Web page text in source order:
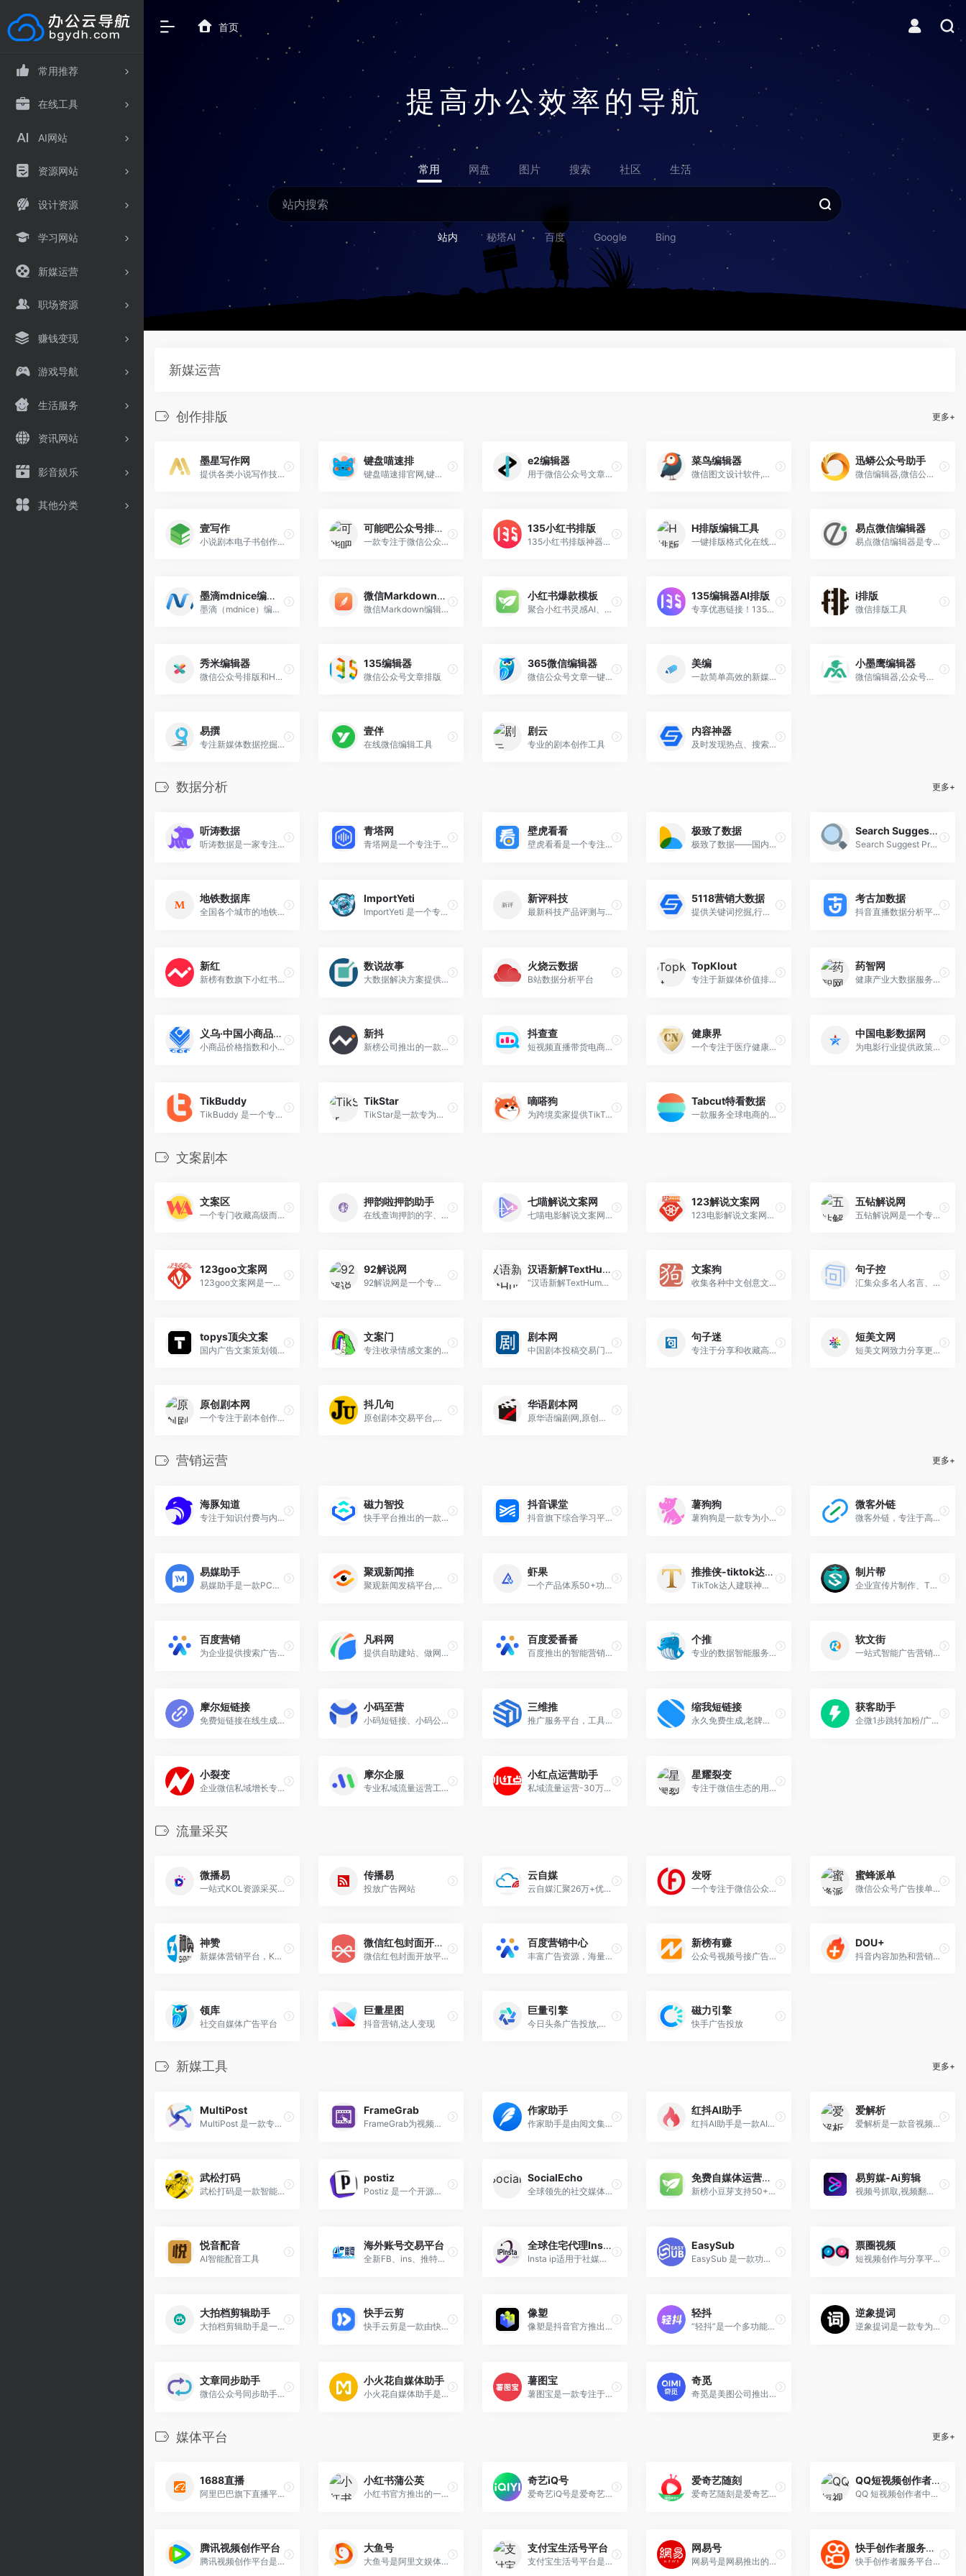
常用推荐
在线工具
AI网站
资源网站
设计资源
学习网站
新媒运营
职场资源
赚钱变现
游戏导航
生活服务
资讯网站
影音娱乐
其他分类
首页
提高办公效率的导航
常用 网盘 图片 搜索 社区 生活
站内 秘塔AI 百度 Google Bing
新媒运营
创作排版 更多+
墨星写作网
提供各类小说写作技巧学习，网文小说写作素材资料查阅以及各类写作辅助生成工具
键盘喵速排
键盘喵速排官网,键盘猫,微信公众号编辑器,公众号素材模板特效
e2编辑器
用于微信公众号文章排版和内容编辑
菜鸟编辑器
微信图文设计软件,微信公众号文章自动排版美化公众平台采集工具
迅蟒公众号助手
微信编辑器,微信公众平台图文排版工具,图片素材文章内容编辑软件
壹写作
小说剧本电子书创作工具
可能吧公众号排版器
一款专注于微信公众号文章排版的Markdown编辑工具
135小红书排版
135小红书排版神器是一款专为小红书平台设计的AI智能排版工具，旨在帮助用户优化笔记的视觉效果和内容布局，提升笔记的吸引力和阅读体验
H排版编辑工具
一键排版格式化在线网编工具，可以实现一键清除新闻文章等多余格式代码，一键排版网络文章、word文件实现快速格式化。在线一键排版网编工具帮助网络编辑提高文章排版工作效率。
易点微信编辑器
易点微信编辑器是专为微信小编量身定做的一款微信公众号内容排版编辑工具，将以简洁的界面，精美的素材，强大的功能持续为广大微信公众号从业者提供服务。
墨滴mdnice编辑器
墨滴（mdnice）编辑器是一款专为Markdown排版优化的编辑工具，主要面向微信公众号、知乎和稀土掘金等平台的用户。
微信Markdown编辑器
微信Markdown编辑器是一款专为微信公众号内容创作者设计的强大工具，它能够将Markdown文档自动即时渲染为微信图文，让用户彻底摆脱繁琐的排版工作。
小红书爆款模板
聚合小红书灵感AI、爆款模板/标题/表情包、内容违规词检测等相关功能，为自媒体运营者高效编辑小红书笔记，免费无广，方便好用
135编辑器AI排版
专享优惠链接！135编辑器的AI排版功能是一款专为公众号设计的智能图文排版工具，旨在帮助用户高效、便捷地完成图文内容的排版。
i排版
微信排版工具
秀米编辑器
微信公众号排版和H5制作工具
135编辑器
微信公众号文章排版
365微信编辑器
微信公众号文章一键排版,微信图文美化,在线内容编辑工具
美编
一款简单高效的新媒体运营工具
小墨鹰编辑器
微信编辑器,公众号图文排版工具
易撰
专注新媒体数据挖掘分析服务,让新媒体内容创作更高效
壹伴
在线微信编辑工具
剧云
专业的剧本创作工具
内容神器
及时发现热点、搜索素材、选题分析，专为新媒体人打造，解决内容工作问题
数据分析 更多+
听涛数据
听涛数据是一家专注于TikTok直播数据分析的平台，旨在为商家、品牌和达人提供智能化的决策建议。
青塔网
青塔网是一个专注于高等教育领域数据分享与分析的平台，专注于高校权威数据监测、查询与深度分析应用，助力数据驱动、科学决策
壁虎看看
壁虎看看是一个专注于直播电商领域的专业数据服务平台，旨在为商家和主播提供全面的数据分析和优化工具。
极致了数据
极致了数据——国内专业的高性价比服务平台，提供微信公众号,抖音、小红书、微博、视频号、知乎、头条等全媒体平台的数据洞察、分析、监控，及数据定制服务。
Search Suggest Pro
Search Suggest Pro-多平台关键词研究工具，一站式查看并导出 Google、Bing、百度等搜索引擎的搜索建议，帮助您进行关键词研究和内容优化
地铁数据库
全国各个城市的地铁客流量在线查询工具
ImportYeti
ImportYeti 是一个专为外贸人士和电商卖家设计的在线工具，旨在帮助用户通过分析美国海关数据来寻找供应商、了解竞争对手的供应链结构以及进行市场研究。
新评科技
最新科技产品评测与分析的网站，主要发布智能手机等数码产品的深度评测视频。
5118营销大数据
提供关键词挖掘,行业词库,站群权重监控,关键词排名监控,指数词,流量词挖掘工具等排名工作人员必备百度站长工具平台
考古加数据
抖音直播数据分析平台
新红
新榜有数旗下小红书数据工具
数说故事
大数据解决方案提供商，专注于社媒营销数智化、大数据营销、数字化转型和营销数字化的人工智能公司
火烧云数据
B站数据分析平台
TopKlout
专注于新媒体价值排行和版权经济管理的平台
药智网
健康产业大数据服务与赋能平台
义乌·中国小商品指数
小商品价格指数和小商品市场景气指数，以及若干单独监测指标指数
新抖
新榜公司推出的一款专注于抖音短视频和直播电商的数据分析工具
抖查查
短视频直播带货电商大数据分析平台
健康界
一个专注于医疗健康领域的综合性信息平台
中国电影数据网
为电影行业提供政策法规、票房数据以及综合信息的平台
TikBuddy
TikBuddy 是一个专为 TikTok 用户设计的在线分析、管理和营销解决方案平台。它提供免费的浏览器扩展程序，帮助用户轻松管理 TikTok 账户，并发现全球排名靠前的 TikTok 创作者。
TikStar
TikStar是一款专为跨境电商行业设计的数据分析平台，旨在帮助品牌广告主、小店卖家和TikTok达人优化内容策略，提升市场表现。
嘀嗒狗
为跨境卖家提供TikTok等海外短视频平台的数据服务，包括数据选品、广告投放、社交媒体消费体验分析等，还提供市场调研、竞品分析、短视频带货、达人分销等服务。
Tabcut特看数据
一款服务全球电商的第三方TikTok数据分析平台，提供TikTok大盘趋势、选品数据分析、达人数据挖掘、视频发现、竞对监控、直播分析等多维度的数据分析服务。
文案剧本
文案区
一个专门收藏高级而小众的短句文案，为无文案的朋友圈提供优质分享
押韵啦押韵助手
在线查询押韵的字、词、诗、歌
七喵解说文案网
七喵电影解说文案网是电影解说文案素材库平台，提供电影解说文案、电视剧解说文案、动漫解说文案、电影解说教程等类型素材，是解说创作者用户交互的地
123解说文案网
123电影解说文案网是一个专注于影视解说文案创作与分享的专业平台，致力于为自媒体创作者提供高质量的原创电影解说文案、动漫解说教程、剪辑技巧等课程资源。
五钻解说网
五钻解说网是一个专注于电影解说文案和影视影评资源的专业平台，为自媒体创作者、影视爱好者以及影视二创者提供丰富的高质量内容。
123goo文案网
123goo文案网是一个专注于提供原创影视解说文案的平台，其内容涵盖电影、电视剧、动漫、纪录片等多种类型，旨在满足不同创作者的需求。
92解说网
92解说网是一个专注于提供影视解说文案的网站，主要服务于电影、电视剧、动漫等领域的解说文案创作与资源分享。
汉语新解TextHuman
“汉语新解TextHuman”是一个基于AI技术的创新项目，旨在为汉语词汇提供新颖的解释和视觉化的展示。
文案狗
收集各种中文创意文案，广告语，让您取名，找slogan不再难
句子控
汇集众多名人名言、经典名句、电影台词和歌词
topys顶尖文案
国内广告文案策划领域最专业的文案资源、信息资讯的发布与共享平台
文案门
专注收录情感文案的网站
剧本网
中国剧本投稿交易门户网站
句子迷
专注于分享和收藏高品质句子的社区平台
短美文网
短美文网致力分享更多原创美文、经典文章、情感日志、优美散文和组成美文不可或小的好词好句大全。
原创剧本网
一个专注于剧本创作、交易和投稿的平台
抖几句
原创剧本交易平台,抖音快手剧本文案脚本
华语剧本网
原华语编剧网,原创剧本交易投稿平台
营销运营 更多+
海豚知道
专注于知识付费与内容变现解决方案
磁力智投
快手平台推出的一款智能化广告投放工具
抖音课堂
抖音旗下综合学习平台，覆盖抖音、今日头条、西瓜视频等多平台海量优质用户，为知识传播者提供线上招生、课程交付、用户运营等一站式解决方案
薯狗狗
薯狗狗是一款专为小红书设计的引流工具，旨在帮助商家通过智能化操作实现公域流量向私域流量的高效转化。其核心功能包括实时监控笔记、采集评论、自动关注等。
微客外链
微客外链，专注于高效引流获客，一键跳转到微信；全平台私域获客工具；微信一键跳出到浏览器；支持广告落地页回传；支持活码配置，支持公众号，小程序一键跳转
易媒助手
易媒助手是一款PC端自媒体运营综合工具，支持70+自媒体统一管理，多平台一键发布，解决创作、运营、引流、获客难题
聚观新闻推
聚观新闻发稿平台,专注软文发布推广,整合10万+软文媒体资源,精准化投放,帮助企业塑造品牌形象,大面积提升品牌内容正面曝光及知名度。网上发软文,就上聚观软文!
虾果
一个产品体系50+功能，提供引流获客工具、企业运营工具、私域引流链路、投放页制作、短链二维码系统等核心功能，专业私域流量运营工具提供商
推推侠-tiktok达人建联
TikTok达人建联神器 让达人合作从”大海捞针”到”精准爆破”
制片帮
企业宣传片制作、TVC广告片制作、微电影制作、MG动画视频制作首选制片帮服务平台
百度营销
为企业提供搜索广告、信息流广告、品牌广告等多种广告营销服务
凡科网
提供自助建站、做网站、快速建站等营销推广服务
百度爱番番
百度推出的智能营销工具，旨在帮助企业实现数字化、自动化和智能化的营销管理
个推
专业的数据智能服务商,为垂直领域提供数据智能解决方案
软文街
一站式智能广告营销平台,新闻软文自助发布平台,软文推广营销,新闻源发布
摩尔短链接
免费短链接在线生成工具
小码至营
小码短链接、小码公众号助手
三维推
推广服务平台，工具服务+推广服务，让天下没有难做的推广
缩我短链接
永久免费生成,老牌网址缩短工具,连通性好
获客助手
企微1步跳转加粉/广告回传入口
小裂变
企业微信私域增长专家
摩尔企服
专业私域流量运营工具提供商
小红点运营助手
私域流量运营-30万运营者都在使用,微信生态服务商
星耀裂变
专注于微信生态的用户裂变增长平台
流量采买
微播易
一站式KOL资源采买服务
传播易
投放广告网站
云自媒
云自媒汇聚26万+优质自媒体资...
发呀
一个专注于微信公众号广告投放和内容推广的数字化营销服务平台
蜜蜂派单
微信公众号广告接单,公众号广告投放
神赞
新媒体营销平台，KOL营销品牌种草内容带货
微信红包封面开放平台
微信红包封面开放平台是一个为品牌主提供个性化红包封面定制服务的付费平台。用户可以通过该平台自主设计红包封面样式，并创建封面故事，用于品牌营销和社交传播。
百度营销中心
丰富广告资源，海量优质流量
新榜有赚
公众号视频号接广告赚钱
DOU+
抖音内容加热和营销推广产品
领库
社交自媒体广告平台
巨量星图
抖音营销,达人变现
巨量引擎
今日头条广告投放,抖音广告投放
磁力引擎
快手广告投放
新媒工具 更多+
MultiPost
MultiPost 是一款专为内容创作者和社交媒体管理员设计的免费开源浏览器扩展工具，旨在帮助用户高效地将内容同步发布到多个社交平台。
FrameGrab
FrameGrab为视频快速制作吸睛预览图和封面图！FrameGrab 帮你轻松提取高质量截图，提升内容吸引力。完全在线操作，无需上传，保护隐私。
作家助手
作家助手是由阅文集团开发的一款专业网文创作工具，旨在为网络作家提供全面的创作支持和便捷的管理功能。支持iOS、Android、Windows和Mac等多个平台。
红抖AI助手
红抖AI助手是一款AI创作工具，集成视频去水印，视频去重，视频文案提取，AI智能生成文案，图片转换文字等实用AI工具。帮助用户高效AI改写,完成内容创作，获取流量。
爱解析
爱解析是一款音视频转图文神器，支持音视频内容快速转换为结构化文本，并提供智能分析和多语言翻译功能，帮助用户快速获取和理解音视频中的关键信息。
武松打码
武松打码是一款智能打码工具，专为图片和视频中的隐私信息保护设计。该工具通过自动打码、精准跟踪和个性化模板等功能，帮助用户轻松管理和保护隐私内容，如人脸、车牌和截图等。
postiz
Postiz 是一个开源的社交媒体管理平台，旨在帮助用户高效管理多个社交平台的内容发布、数据分析和团队协作。
SocialEcho
全球领先的社交媒体营销自动化平台，提供内容发布、数据分析、用户互动等一站式解决方案。一站式管理、策划、执行和跟踪你的海外社交媒体们，让社交营销更简单。
免费自媒体运营神器
新榜小豆芽支持50+自媒体平台账号多开管理，作品一键分发，评论/私信聚合管理，爆款标题库/AI生成文章/标题，作品数据查看及链接导出，助力自媒体达人提高效率
易剪媒-Ai剪辑
视频号抓取,视频翻译,批量剪辑。聚合式Ai剪辑工具，支持视频翻译、万能资源嗅探、视频综合处理、二创去重、提文案加字幕、多模式合成、分镜混剪等。
悦音配音
AI智能配音工具
海外账号交易平台
全新FB、ins、推特、tiktok、YouTube、Gmail登账号零售批发！
全球住宅代理Insta ip
Insta ip适用于社媒矩阵、账号养号、涨粉引流等多种场景，助力跨境商家拓展全球市场。
EasySub
EasySub 是一款功能强大的在线自动字幕生成工具，专为视频创作者、教育工作者、字幕工作者和普通用户提供便捷的字幕生成和翻译服务。
票圈视频
短视频创作与分享平台，一个集视频创作、剪辑、AI处理和互动分享于一体的综合性短视频创作与分享工具。
大拍档剪辑助手
大拍档剪辑助手是一款功能强大的视频剪辑软件，旨在为用户提供便捷的视频编辑体验。
快手云剪
快手云剪是一款由快手公司推出的云端视频剪辑工具，旨在为用户提供高效、便捷的视频创作体验。
像塑
像塑是抖音官方推出的AR特效开放平台，旨在满足不同用户的创作需求，并为创作者提供丰富的工具和资源。
轻抖
“轻抖”是一个多功能的短视频创作与推广工具，主要面向短视频创作者提供一站式服务。
逆象提词
逆象提词是一款专为短视频创作者设计的高效提词工具，旨在提升视频创作效率，解决拍摄过程中忘词、反复重拍等问题。
文章同步助手
微信公众号同步助手 - 微信公众号文章多平台同步，支持今日头条、WordPress、知乎、简书、typecho各大平台
小火花自媒体助手
小火花自媒体助手是一款专为自媒体从业者设计的高效运营工具，旨在提升内容创作、发布和管理的效率。
薯图宝
薯图宝是一款专注于图文批量生成的工具，旨在提升用户在小红书、抖音、视频号等平台上的图文制作效率。
奇觅
奇觅是美图公司推出的一款专注于游戏行业的广告AI制作与投放一体化平台，旨在通过先进的AI技术为游戏广告制作和投放提供高效、精准的解决方案。
媒体平台 更多+
1688直播
阿里巴巴旗下直播平台，服务于B端商家，特别是工厂和产业带企业。该平台通过直播的形式，帮助商家展示产品、工厂实力和生产过程，从而提升交易效率和品牌影响力。
小红书蒲公英
小红书官方推出的一个优质创作者商业服务平台
奇艺iQ号
爱奇艺iQ号是爱奇艺推出的一个内容创作与变现平台，旨在为创作者提供多领域的创作机会和收益渠道。
爱奇艺随刻
爱奇艺随刻是爱奇艺公司推出的一款集视频播放、创作分享与社区互动于一体的综合性平台。
QQ短视频创作者中心
QQ 短视频创作者中心是为 QQ 短视频创作者量身打造的服务与经营管理平台。平台提供内容的作品与合集管理、互动与数据管理、收益与商单管理、活动与话题参与、创作教程以及工具。&quot;
腾讯视频创作平台
腾讯视频创作平台是面向长中短各类视频创作者开放的内容合作平台，平台围绕入驻、上线、运营、结算等核心环节，搭建了全流程的在线合作服务体系，可支持短、中、长各类视频。
大鱼号
大鱼号是阿里文娱体系为内容创作者提供的统一账号。大鱼号实现了阿里文娱体系一点接入，多点分发。内容创作者一点接入大鱼号，上传图文/视频可被分发到UC、优酷、土豆、淘系客户端等。
支付宝生活号平台
支付宝生活号平台是支付宝为商家、企业和个人提供的一种内容营销和服务互动的工具，旨在帮助用户与商家之间建立更紧密的联系。
网易号
网易号是网易推出的一个自媒体内容分发与品牌助推平台，旨在为内容创作者提供全方位的解决方案，包括内容分发、用户连接、品牌传播和商业化变现等服务。
快手创作者服务平台
快手创作者服务平台为创作者和机构提供强大的运营管理、高清视频上传、多维度数据分析、内容生产等辅助工具、依托平台丰富的资源提供热点趋势，更好的服务每个创作者。